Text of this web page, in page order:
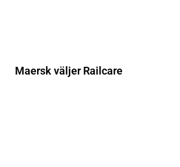
Maersk väljer Railcare